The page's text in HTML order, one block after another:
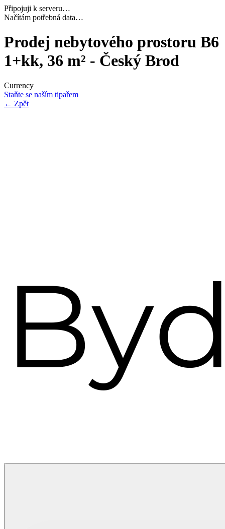
Připojuji k serveru…
Navazuji bezpečné spojení…
Prodej nebytového prostoru B6
1+kk, 36 m² - Český Brod
Currency
Staňte se naším tipařem
← Zpět